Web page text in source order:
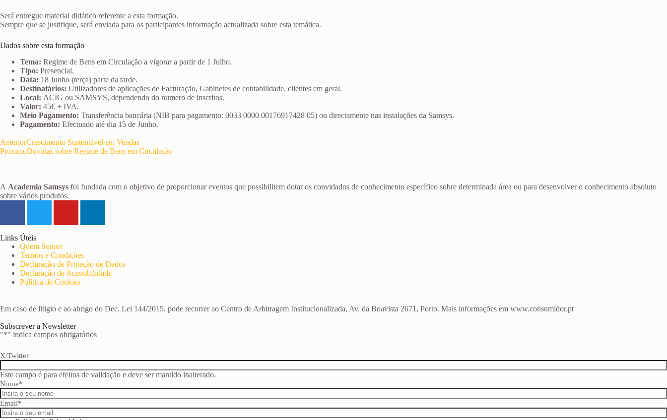
Será entregue material didático referente a esta formação.
Sempre que se justifique, será enviada para os participantes informação actualizada sobre esta temática.
Dados sobre esta formação
Tema: Regime de Bens em Circulação a vigorar a partir de 1 Julho.
Tipo: Presencial.
Data: 18 Junho (terça) parte da tarde.
Destinatários: Utilizadores de aplicações de Facturação, Gabinetes de contabilidade, clientes em geral.
Local: ACIG ou SAMSYS, dependendo do numero de inscritos.
Valor: 45€ + IVA.
Meio Pagamento: Transferência bancária (NIB para pagamento: 0033 0000 00176917428 05) ou directamente nas instalações da Samsys.
Pagamento: Efectuado até dia 15 de Junho.
AnteriorCrescimento Sustentável em Vendas
PróximoDúvidas sobre Regime de Bens em Circulação
A Academia Samsys foi fundada com o objetivo de proporcionar eventos que possibilitem dotar os convidados de conhecimento específico sobre determinada área ou para desenvolver o conhecimento absoluto
sobre vários produtos.
Links Úteis
Quem Somos
Termos e Condições
Declaração de Proteção de Dados
Declaração de Acessibilidade
Política de Cookies
Em caso de litigio e ao abrigo do Dec. Lei 144/2015, pode recorrer ao Centro de Arbitragem Institucionalizada, Av. da Boavista 2671, Porto. Mais informações em www.consumidor.pt
Subscrever a Newsletter
"*" indica campos obrigatórios
X/Twitter
Este campo é para efeitos de validação e deve ser mantido inalterado.
Nome*
Email*